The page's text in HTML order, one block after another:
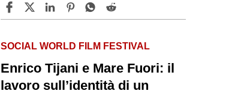
SOCIAL WORLD FILM FESTIVAL
Enrico Tijani e Mare Fuori: il
lavoro sull’identità di un